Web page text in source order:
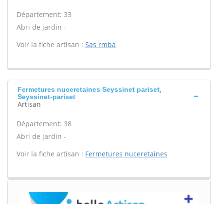
Département: 33
Abri de jardin -
Voir la fiche artisan : Sas rmba
Fermetures nuceretaines Seyssinet pariset,
Seyssinet-pariset
Artisan
Département: 38
Abri de jardin -
Voir la fiche artisan : Fermetures nuceretaines